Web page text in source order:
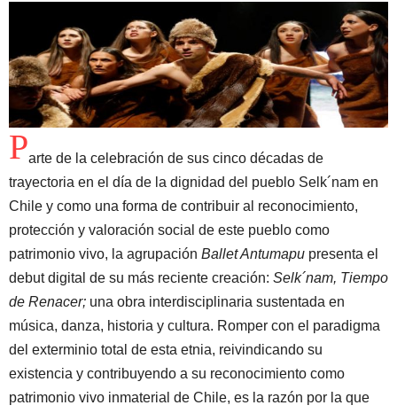
Parte de la celebración de sus cinco décadas de
trayectoria en el día de la dignidad del pueblo Selk´nam en
Chile y como una forma de contribuir al reconocimiento,
protección y valoración social de este pueblo como
patrimonio vivo, la agrupación Ballet Antumapu presenta el
debut digital de su más reciente creación: Selk´nam, Tiempo
de Renacer; una obra interdisciplinaria sustentada en
música, danza, historia y cultura. Romper con el paradigma
del exterminio total de esta etnia, reivindicando su
existencia y contribuyendo a su reconocimiento como
patrimonio vivo inmaterial de Chile, es la razón por la que